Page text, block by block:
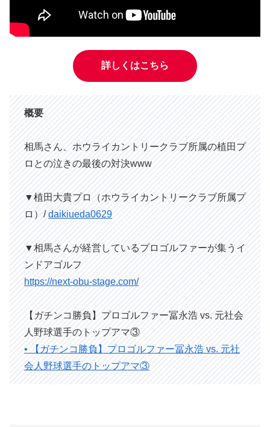
詳しくはこちら
概要
相馬さん、ホウライカントリークラブ所属の植田プ
ロとの泣きの最後の対決www
▼植田大貴プロ（ホウライカントリークラブ所属プ
ロ）/daikiueda0629
▼相馬さんが経営しているプロゴルファーが集うイ
ンドアゴルフ
https://next-obu-stage.com/
【ガチンコ勝負】プロゴルファー冨永浩 vs. 元社会
人野球選手のトップアマ③
• 【ガチンコ勝負】プロゴルファー冨永浩 vs. 元社
会人野球選手のトップアマ③